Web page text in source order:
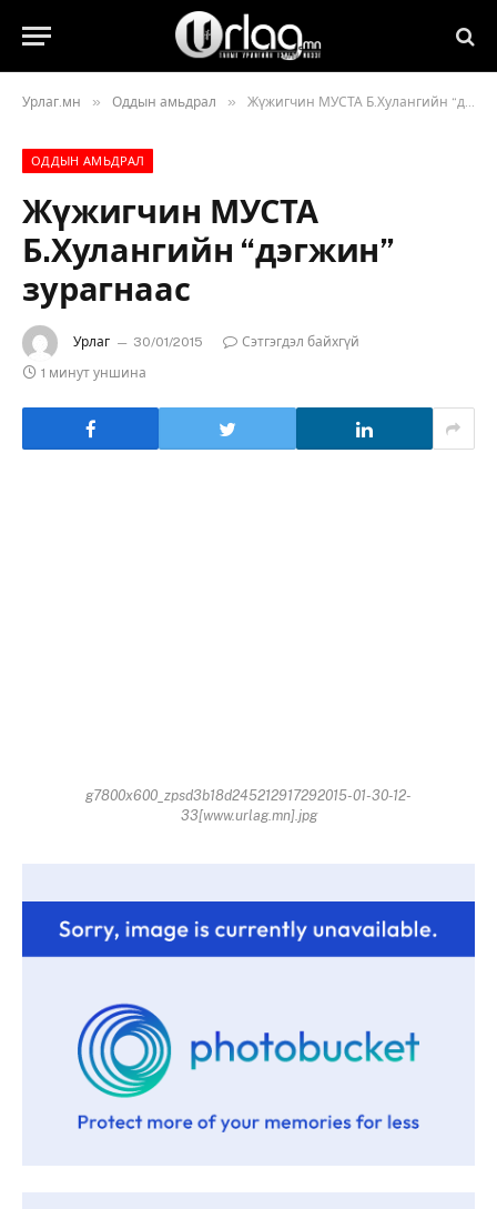
Урлаг.мн » Оддын амьдрал » Жүжигчин МУСТА Б.Хулангийн “дэгжин” зурагнаас
ОДДЫН АМЬДРАЛ
Жүжигчин МУСТА
Б.Хулангийн “дэгжин”
зурагнаас
Урлаг 30/01/2015
Сэтгэгдэл байхгүй
1 минут уншина
g7800x600_zpsd3b18d245212917292015-01-30-12-
33[www.urlag.mn].jpg